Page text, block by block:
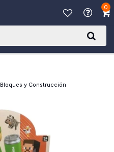
0
Bloques y Construcción